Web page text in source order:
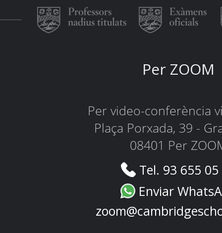
Per ZOOM
Per video-conferència
Plaça Porxada, 39 -
08401 Per
Tel. 93 655
Enviar